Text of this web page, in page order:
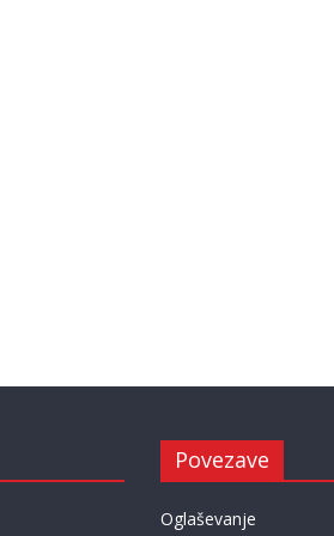
Povezave
Oglaševanje